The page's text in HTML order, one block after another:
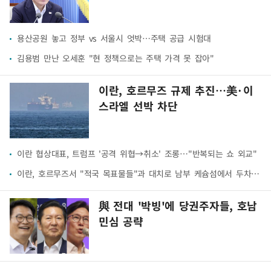
용산공원 놓고 정부 vs 서울시 엇박…주택 공급 시험대
김용범 만난 오세훈 "현 정책으로는 주택 가격 못 잡아"
이란, 호르무즈 규제 추진…美·이
스라엘 선박 차단
이란 협상대표, 트럼프 '공격 위협→취소' 조롱…"반복되는 쇼 외교"
이란, 호르무즈서 "적국 목표물들"과 대치로 남부 케슘섬에서 두차례 큰 폭발음
與 전대 '박빙'에 당권주자들, 호남
민심 공략